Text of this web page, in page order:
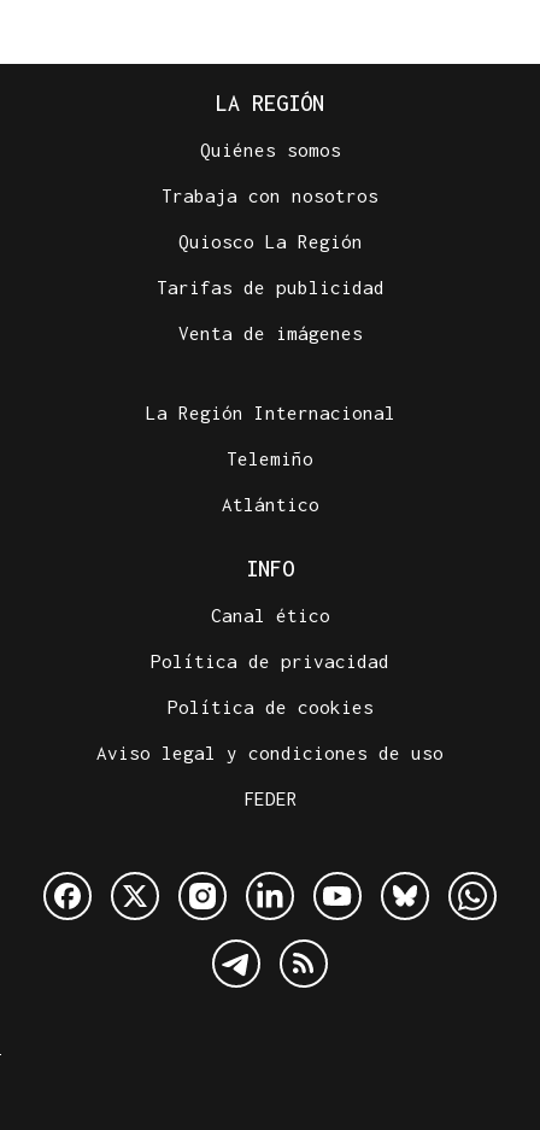
LA REGIÓN
Quiénes somos
Trabaja con nosotros
Quiosco La Región
Tarifas de publicidad
Venta de imágenes
La Región Internacional
Telemiño
Atlántico
INFO
Canal ético
Política de privacidad
Política de cookies
Aviso legal y condiciones de uso
FEDER